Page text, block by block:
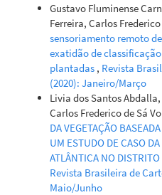
Gustavo Fluminense
Ferreira, Carlos
sensoriamento remoto
exatidão de
plantadas , Revista
(2020): Janeiro/Março
Livia dos Santos
Carlos Frederico de Sá
DA VEGETAÇÃO
UM ESTUDO DE CASO
ATLÂNTICA NO
Revista Brasileira de
Maio/Junho